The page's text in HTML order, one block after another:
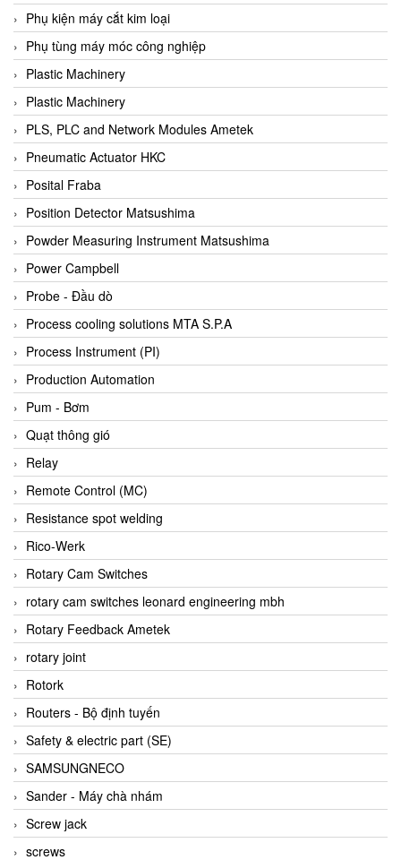
Bentone Vietnam
Bernstein Vietnam
Berthold
Bestech
Bestech
BETA
Bifold
Bihl+wiedemann
Bihl+wiedemann
Bilz
Binder Connector
Biotech
BirdX Vietnam
BK Vibro
Black Box
BlackBox Vietnam
BLAGDON PUMP
Bloom Engineering
Boneng
Bopp & Reuther Messtechnik
Bosch
Boydcorp
BRAUN Vietnam
Brinkmann Pumpen
BRONKHORST
Brook Instrument
Brooks Instrument Vietnam
Buhler
BURLING INSTRUMENTS
Burster
BUSCHJOST
Phụ kiện máy cắt kim loại
Phụ tùng máy móc công nghiệp
Plastic Machinery
Plastic Machinery
PLS, PLC and Network Modules Ametek
Pneumatic Actuator HKC
Posital Fraba
Position Detector Matsushima
Powder Measuring Instrument Matsushima
Power Campbell
Probe - Đầu dò
Process cooling solutions MTA S.P.A
Process Instrument (PI)
Production Automation
Pum - Bơm
Quạt thông gió
Relay
Remote Control (MC)
Resistance spot welding
Rico-Werk
Rotary Cam Switches
rotary cam switches leonard engineering mbh
Rotary Feedback Ametek
rotary joint
Rotork
Routers - Bộ định tuyến
Safety & electric part (SE)
SAMSUNGNECO
Sander - Máy chà nhám
Screw jack
screws